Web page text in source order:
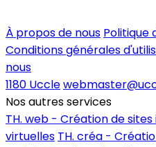
À propos de nous Politique
Conditions générales
nous
1180 Uccle
Nos autres services
TH. web - Création de
virtuelles TH. créa -